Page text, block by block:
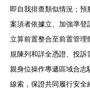
即自我排查類似情況；
案須者依據立、加強準
立算前置整合至前置管
規陳列和詳全憑證、投
親身位操作專遞區域合志
線索，保證共同履行安全